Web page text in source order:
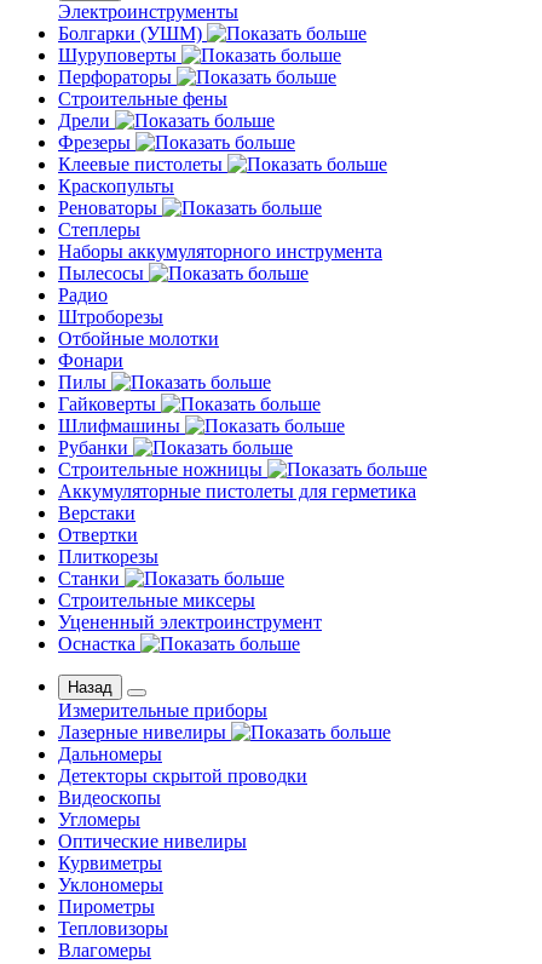
Электроинструменты
Болгарки (УШМ)
Шуруповерты
Перфораторы
Строительные фены
Дрели
Фрезеры
Клеевые пистолеты
Краскопульты
Реноваторы
Степлеры
Наборы аккумуляторного инструмента
Пылесосы
Радио
Штроборезы
Отбойные молотки
Фонари
Пилы
Гайковерты
Шлифмашины
Рубанки
Строительные ножницы
Аккумуляторные пистолеты для герметика
Верстаки
Отвертки
Плиткорезы
Станки
Строительные миксеры
Уцененный электроинструмент
Оснастка
Назад
Измерительные приборы
Лазерные нивелиры
Дальномеры
Детекторы скрытой проводки
Видеоскопы
Угломеры
Оптические нивелиры
Курвиметры
Уклономеры
Пирометры
Тепловизоры
Влагомеры